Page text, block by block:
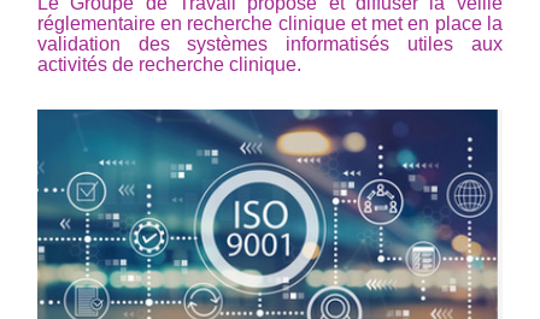
réglementaire en recherche clinique et met en place la
validation des systèmes informatisés utiles aux
activités de recherche clinique.